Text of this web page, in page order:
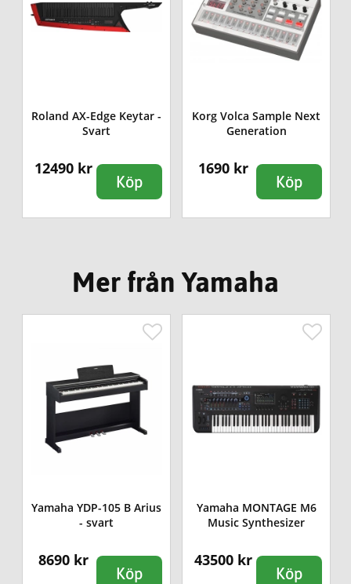
Roland AX-Edge Keytar -
Svart
12490 kr
Köp
Korg Volca Sample Next
Generation
1690 kr
Köp
Mer från Yamaha
Yamaha YDP-105 B Arius
- svart
8690 kr
Köp
Yamaha MONTAGE M6
Music Synthesizer
43500 kr
Köp